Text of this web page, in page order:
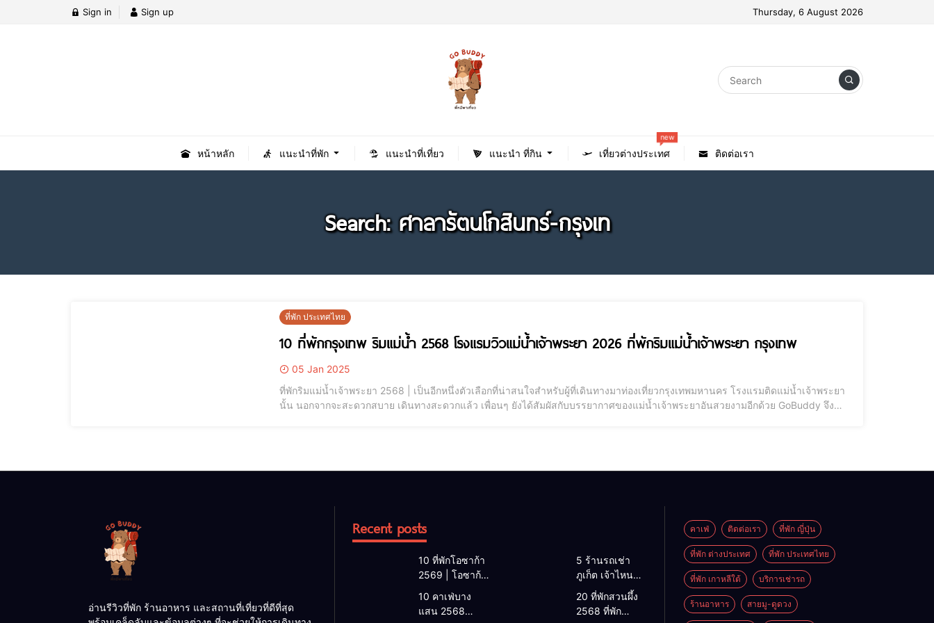
Sign in Sign up Thursday, 6 August 2026
หน้าหลัก แนะนำที่พัก แนะนำที่เที่ยว แนะนำ ที่กิน เที่ยวต่างประเทศ
new
ติดต่อเรา
Search: ศาลารัตนโกสินทร์-กรุงเท
ที่พัก ประเทศไทย
10 ที่พักกรุงเทพ ริมแม่น้ำ 2568 โรงแรมวิวแม่น้ำเจ้าพระยา 2026 ที่พักริมแม่น้ำเจ้าพระยา กรุงเทพ
05 Jan 2025
ที่พักริมแม่น้ำเจ้าพระยา 2568 | เป็นอีกหนึ่งตัวเลือกที่น่าสนใจสำหรับผู้ที่เดินทางมาท่องเที่ยวกรุงเทพมหานคร โรงแรมติดแม่น้ำเจ้าพระยา
นั้น นอกจากจะสะดวกสบาย เดินทางสะดวกแล้ว เพื่อนๆ ยังได้สัมผัสกับบรรยากาศของแม่น้ำเจ้าพระยาอันสวยงามอีกด้วย GoBuddy จึง
อ่านรีวิวที่พัก ร้านอาหาร และสถานที่เที่ยวที่ดีที่สุด
Recent posts
10 ที่พักโอซาก้า
2569 | โอซาก้า
โรงแรมโอซาก้า
ใกล้สถานีรถไฟ
5 ร้านรถเช่า
ภูเก็ต เจ้าไหนดี
2026 | แนะนำ
เช่ารถภูเก็ต
2568 รับรถ
10 คาเฟ่บาง
แสน 2568
20 ที่พักสวนผึ้ง
2568 ที่พัก
คาเฟ่ ติดต่อเรา ที่พัก ญี่ปุ่น
ที่พัก ต่างประเทศ ที่พัก ประเทศไทย
ที่พัก เกาหลีใต้ บริการเช่ารถ
ร้านอาหาร สายมู-ดูดวง